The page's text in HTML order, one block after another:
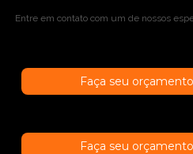
Entre em contato com um de nossos
Faça seu
Faça seu